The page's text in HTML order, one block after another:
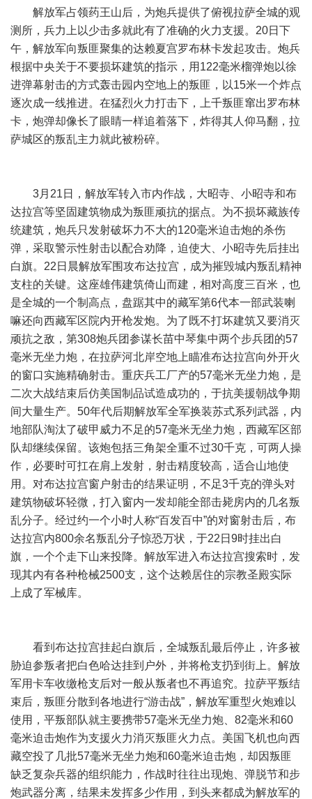
解放军占领药王山后，为炮兵提供了俯视拉萨全城的观
测所，兵力上以少击多就此有了准确的火力支援。20日下
午，解放军向叛匪聚集的达赖夏宫罗布林卡发起攻击。炮兵
根据中央关于不要损坏建筑的指示，用122毫米榴弹炮以徐
进弹幕射击的方式轰击园内空地上的叛匪，以15米一个炸点
逐次成一线推进。在猛烈火力打击下，上千叛匪窜出罗布林
卡，炮弹却像长了眼睛一样追着落下，炸得其人仰马翻，拉
萨城区的叛乱主力就此被粉碎。
3月21日，解放军转入市内作战，大昭寺、小昭寺和布
达拉宫等坚固建筑物成为叛匪顽抗的据点。为不损坏藏族传
统建筑，炮兵只发射破坏力不大的120毫米迫击炮的杀伤
弹，采取警示性射击以配合劝降，迫使大、小昭寺先后挂出
白旗。22日晨解放军围攻布达拉宫，成为摧毁城内叛乱精神
支柱的关键。这座雄伟建筑倚山而建，相对高度三百米，也
是全城的一个制高点，盘踞其中的藏军第6代本一部武装喇
嘛还向西藏军区院内开枪发炮。为了既不打坏建筑又要消灭
顽抗之敌，第308炮兵团参谋长苗中琴集中两个步兵团的57
毫米无坐力炮，在拉萨河北岸空地上瞄准布达拉宫向外开火
的窗口实施精确射击。重庆兵工厂产的57毫米无坐力炮，是
二次大战结束后仿美国制品试造成功的，于抗美援朝战争期
间大量生产。50年代后期解放军全军换装苏式系列武器，内
地部队淘汰了破甲威力不足的57毫米无坐力炮，西藏军区部
队却继续保留。该炮包括三角架全重不过30千克，可两人操
作，必要时可扛在肩上发射，射击精度较高，适合山地使
用。对布达拉宫窗户射击的结果证明，不足3千克的弹头对
建筑物破坏轻微，打入窗内一发却能全部击毙房内的几名叛
乱分子。经过约一个小时人称“百发百中”的对窗射击后，布
达拉宫内800余名叛乱分子惊恐万状，于22日9时挂出白
旗，一个个走下山来投降。解放军进入布达拉宫搜索时，发
现其内有各种枪械2500支，这个达赖居住的宗教圣殿实际
上成了军械库。
看到布达拉宫挂起白旗后，全城叛乱最后停止，许多被
胁迫参叛者把白色哈达挂到户外，并将枪支扔到街上。解放
军用卡车收缴枪支后对一般从叛者也不再追究。拉萨平叛结
束后，叛匪分散到各地进行“游击战”，解放军重型火炮难以
使用，平叛部队就主要携带57毫米无坐力炮、82毫米和60
毫米迫击炮作为支援火力消灭叛匪火力点。美国飞机也向西
藏空投了几批57毫米无坐力炮和60毫米迫击炮，却因叛匪
缺乏复杂兵器的组织能力，作战时往往出现炮、弹脱节和步
炮武器分离，结果未发挥多少作用，到头来都成为解放军的